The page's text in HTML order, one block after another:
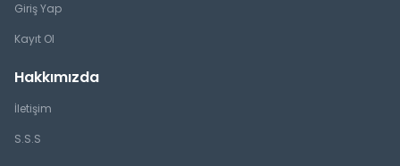
Giriş Yap
Kayıt Ol
Hakkımızda
İletişim
S.S.S